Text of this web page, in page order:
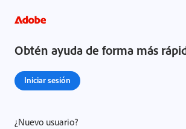
Obtén ayuda de forma más
Iniciar sesión
¿Nuevo usuario?